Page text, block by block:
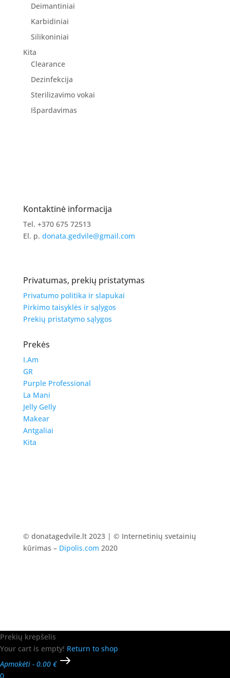
Deimantiniai
Karbidiniai
Silikoniniai
Kita
Clearance
Dezinfekcija
Sterilizavimo vokai
Išpardavimas
Kontaktinė informacija
Tel. +370 675 72513
El. p. donata.gedvile@gmail.com
Privatumas, prekių pristatymas
Privatumo politika ir slapukai
Pirkimo taisyklės ir sąlygos
Prekių pristatymo sąlygos
Prekės
I.Am
GR
Purple Professional
La Mani
Jelly Gelly
Makear
Antgaliai
Kita
© donatagedvile.lt 2023 | © Internetinių svetainių
kūrimas – Dipolis.com 2020
Prekių krepšelis
Your cart is empty! Return to shop
Apmokėti - 0.00 €
0